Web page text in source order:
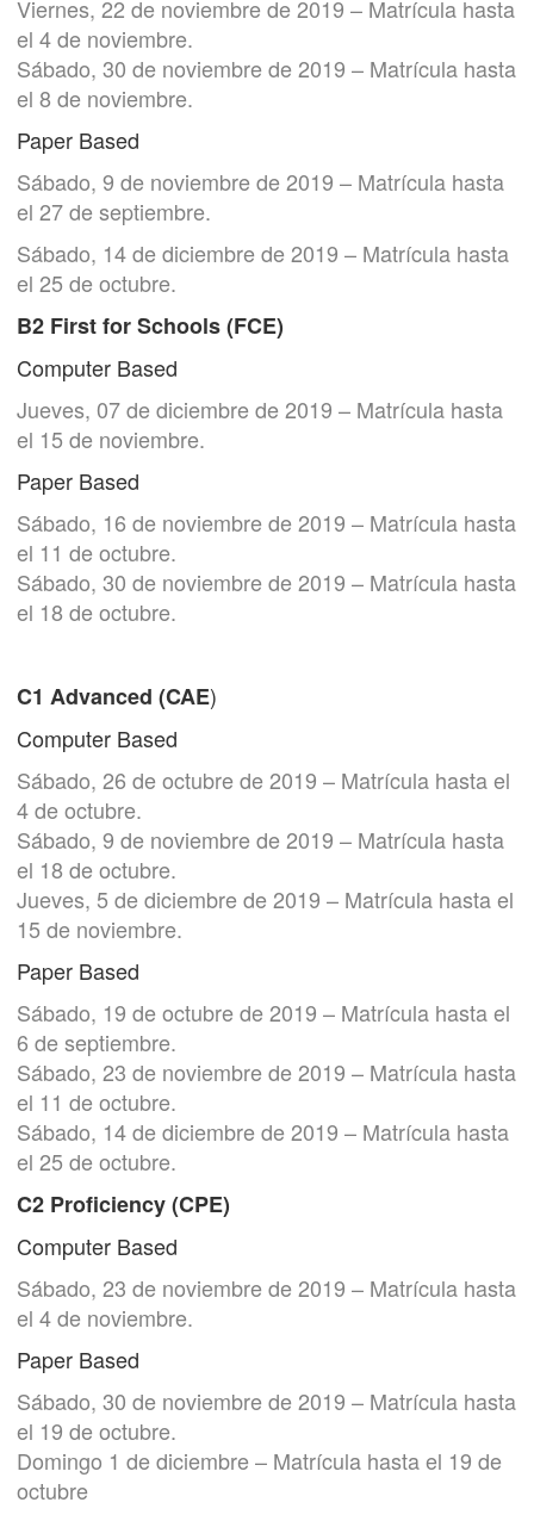
Viernes, 22 de noviembre de 2019 – Matrícula hasta
el 4 de noviembre.
Sábado, 30 de noviembre de 2019 – Matrícula hasta
el 8 de noviembre.
Paper Based
Sábado, 9 de noviembre de 2019 – Matrícula hasta
el 27 de septiembre.
Sábado, 14 de diciembre de 2019 – Matrícula hasta
el 25 de octubre.
B2 First for Schools (FCE)
Computer Based
Jueves, 07 de diciembre de 2019 – Matrícula hasta
el 15 de noviembre.
Paper Based
Sábado, 16 de noviembre de 2019 – Matrícula hasta
el 11 de octubre.
Sábado, 30 de noviembre de 2019 – Matrícula hasta
el 18 de octubre.
C1 Advanced (CAE)
Computer Based
Sábado, 26 de octubre de 2019 – Matrícula hasta el
4 de octubre.
Sábado, 9 de noviembre de 2019 – Matrícula hasta
el 18 de octubre.
Jueves, 5 de diciembre de 2019 – Matrícula hasta el
15 de noviembre.
Paper Based
Sábado, 19 de octubre de 2019 – Matrícula hasta el
6 de septiembre.
Sábado, 23 de noviembre de 2019 – Matrícula hasta
el 11 de octubre.
Sábado, 14 de diciembre de 2019 – Matrícula hasta
el 25 de octubre.
C2 Proficiency (CPE)
Computer Based
Sábado, 23 de noviembre de 2019 – Matrícula hasta
el 4 de noviembre.
Paper Based
Sábado, 30 de noviembre de 2019 – Matrícula hasta
el 19 de octubre.
Domingo 1 de diciembre – Matrícula hasta el 19 de
octubre